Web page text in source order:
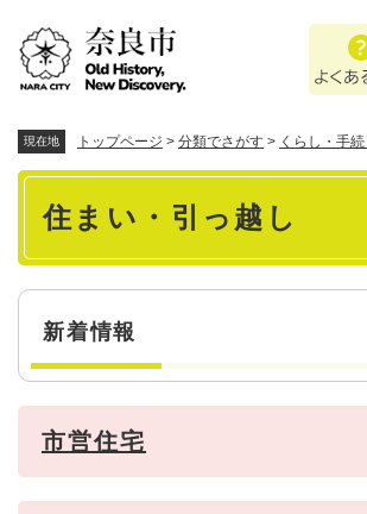
あ
問
現在地 トップページ > 分類でさがす > くらし・手続
本
住まい・引っ越し
新着情報
市営住宅